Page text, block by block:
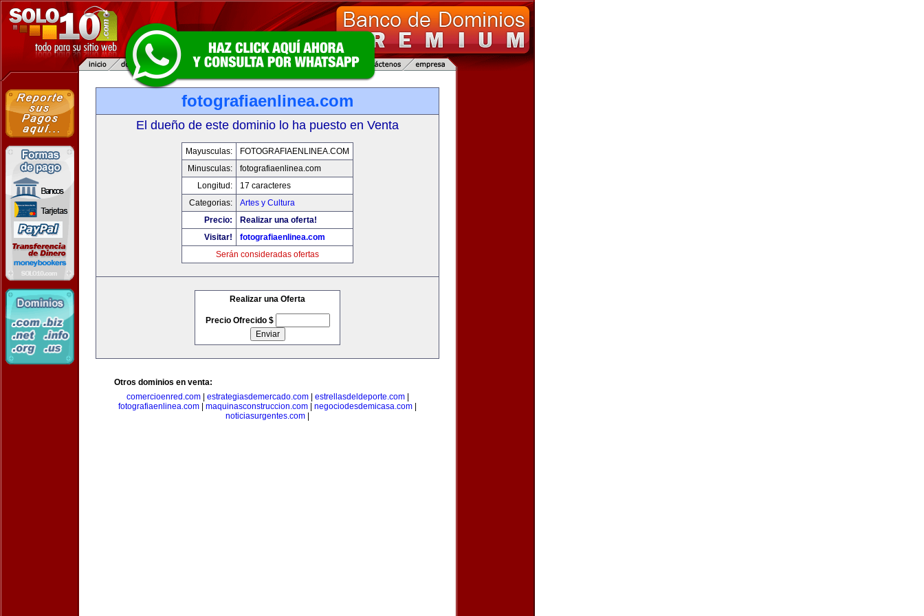
fotografiaenlinea.com
El dueño de este dominio lo ha puesto en Venta
Mayusculas:
FOTOGRAFIAENLINEA.COM
Minusculas:
fotografiaenlinea.com
Longitud:
17 caracteres
Categorias:
Artes y Cultura
Precio:
Realizar una oferta!
Visitar!
fotografiaenlinea.com
Serán consideradas ofertas
Realizar una Oferta
Precio Ofrecido $
Otros dominios en venta:
comercioenred.com| estrategiasdemercado.com| estrellasdeldeporte.com|
fotografiaenlinea.com
maquinasconstruccion.com negociodesdemicasa.com
noticiasurgentes.com